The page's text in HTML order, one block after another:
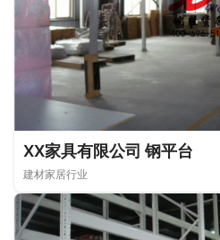
XX家具有限公司 钢平台
建材家居行业